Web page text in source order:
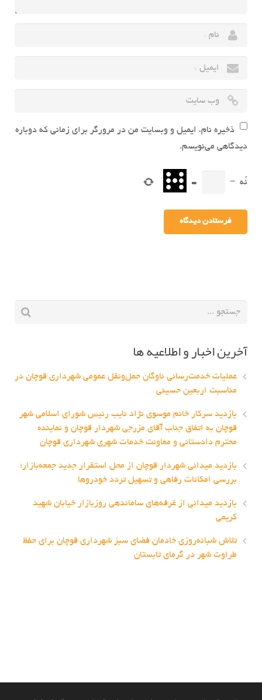
ذخیره نام، ایمیل و وبسایت من در مرورگر برای زمانی که دوباره
دیدگاهی می‌نویسم.
نُه −
=
آخرین اخبار و اطلاعیه ها
عملیات خدمت‌رسانی ناوگان حمل‌ونقل عمومی شهرداری قوچان در
مناسبت اربعین حسینی
بازدید سرکار خانم موسوی نژاد نایب رئیس شورای اسلامی شهر
قوچان به اتفاق جناب آقای مزرجی شهردار قوچان و نماینده
محترم دادستانی و معاونت خدمات شهری شهرداری قوچان
بازدید میدانی شهردار قوچان از محل استقرار جدید جمعه‌بازار؛
بررسی امکانات رفاهی و تسهیل تردد خودروها
بازدید میدانی از غرفه‌های ساماندهی روزبازار خیابان شهید
کریمی
تلاش شبانه‌روزی خادمان فضای سبز شهرداری قوچان برای حفظ
طراوت شهر در گرمای تابستان